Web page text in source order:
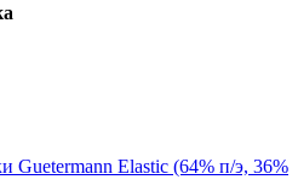
Guetermann Elastic (64% п/э, 36%